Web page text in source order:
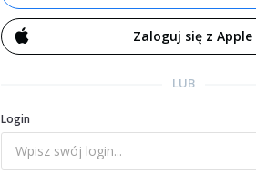
Zaloguj się z Apple
LUB
Login